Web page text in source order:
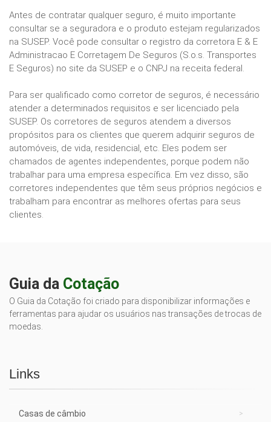
Antes de contratar qualquer seguro, é muito importante
consultar se a seguradora e o produto estejam regularizados
na SUSEP. Você pode consultar o registro da corretora E & E
Administracao E Corretagem De Seguros (S.o.s. Transportes
E Seguros) no site da SUSEP e o CNPJ na receita federal.
Para ser qualificado como corretor de seguros, é necessário
atender a determinados requisitos e ser licenciado pela
SUSEP. Os corretores de seguros atendem a diversos
propósitos para os clientes que querem adquirir seguros de
automóveis, de vida, residencial, etc. Eles podem ser
chamados de agentes independentes, porque podem não
trabalhar para uma empresa específica. Em vez disso, são
corretores independentes que têm seus próprios negócios e
trabalham para encontrar as melhores ofertas para seus
clientes.
Guia da Cotação
O Guia da Cotação foi criado para disponibilizar informações e
ferramentas para ajudar os usuários nas transações de trocas de
moedas.
Links
Casas de câmbio